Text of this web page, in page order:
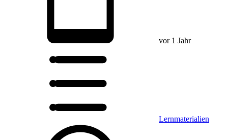
vor 1 Jahr
Lernmaterialien